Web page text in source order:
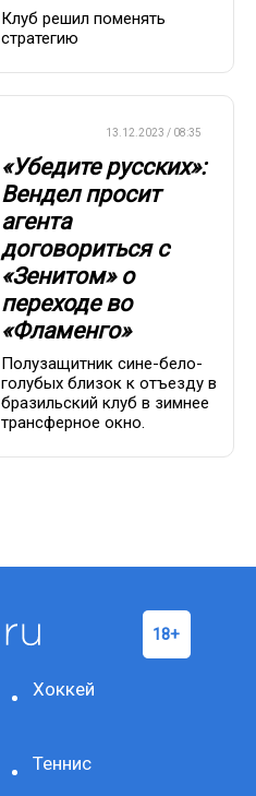
Клуб решил поменять
стратегию
13.12.2023 / 08:35
«Убедите русских»:
Вендел просит
агента
договориться с
«Зенитом» о
переходе во
«Фламенго»
Полузащитник сине-бело-
голубых близок к отъезду в
бразильский клуб в зимнее
трансферное окно.
Хоккей
Теннис